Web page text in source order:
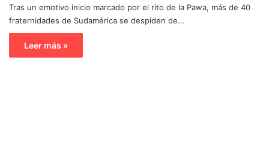
Tras un emotivo inicio marcado por el rito de la Pawa, más de 40
fraternidades de Sudamérica se despiden de…
Leer más »